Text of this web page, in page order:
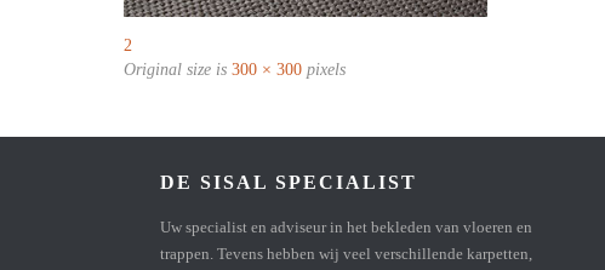
2
Original size is 300 × 300 pixels
DE SISAL SPECIALIST
Uw specialist en adviseur in het bekleden van vloeren en
trappen. Tevens hebben wij veel verschillende karpetten,